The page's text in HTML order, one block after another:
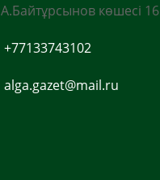
А.Байтұрсынов көшесі 16
+77133743102
alga.gazet@mail.ru